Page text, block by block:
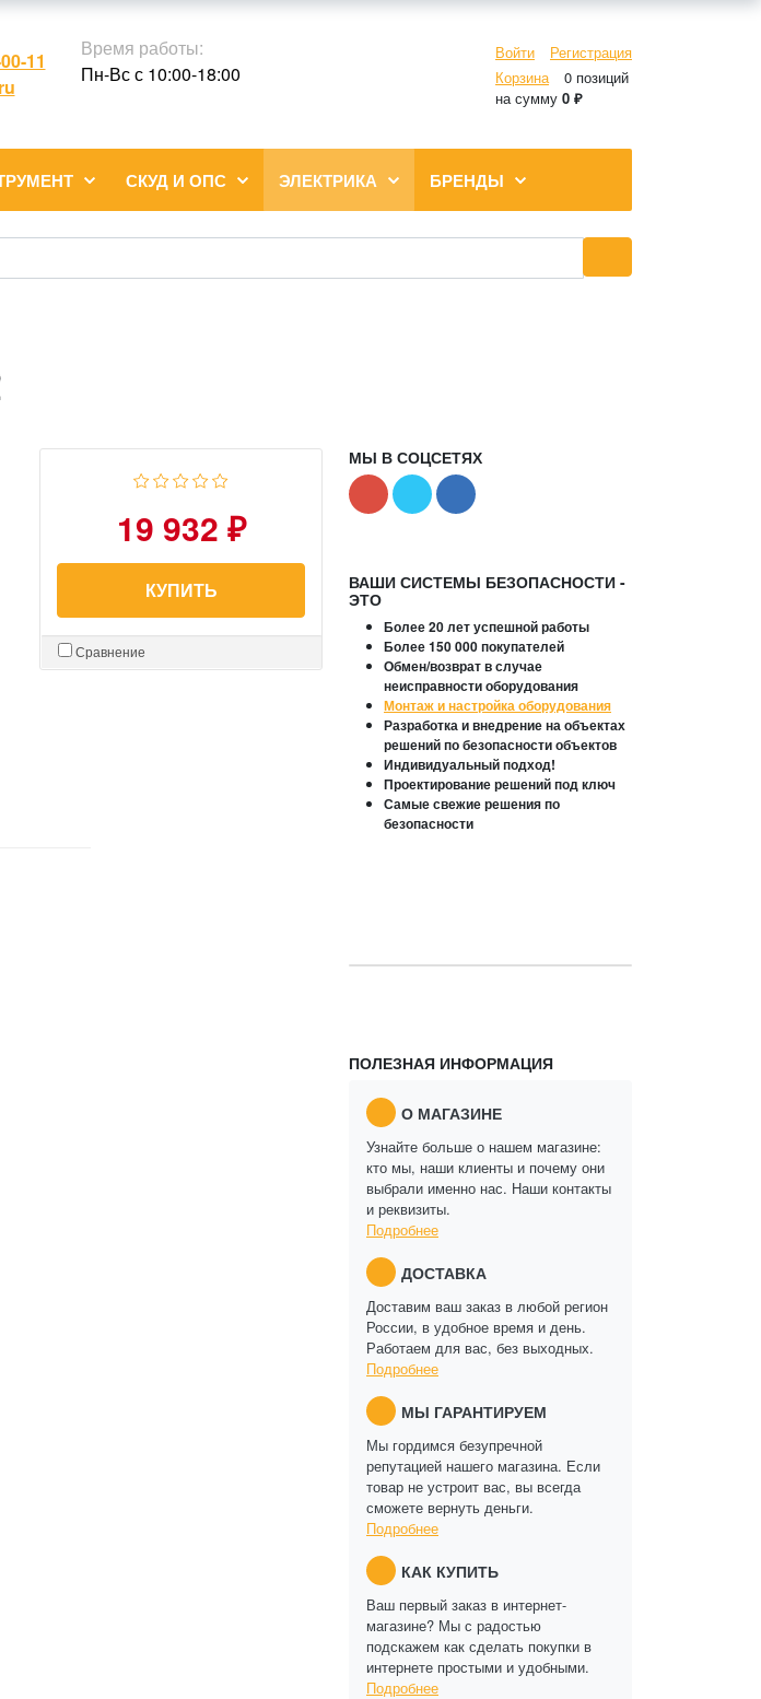
Войти
Регистрация
Корзина
0 позиций
на сумму 0 ₽
11
Время работы:
Пн-Вс с 10:00-18:00
СКУД И ОПС ЭЛЕКТРИКА БРЕНДЫ
19 932 ₽
КУПИТЬ
Сравнение
МЫ В СОЦСЕТЯХ
ВАШИ СИСТЕМЫ БЕЗОПАСНОСТИ -
ЭТО
Более 20 лет успешной работы
Более 150 000 покупателей
Обмен/возврат в случае
неисправности оборудования
Монтаж и настройка оборудования
Разработка и внедрение на объектах
решений по безопасности объектов
Индивидуальный подход!
Проектирование решений под ключ
Самые свежие решения по
безопасности
ПОЛЕЗНАЯ ИНФОРМАЦИЯ
О МАГАЗИНЕ
Узнайте больше о нашем магазине:
кто мы, наши клиенты и почему они
выбрали именно нас. Наши контакты
и реквизиты.
Подробнее
ДОСТАВКА
Доставим ваш заказ в любой регион
России, в удобное время и день.
Работаем для вас, без выходных.
Подробнее
МЫ ГАРАНТИРУЕМ
Мы гордимся безупречной
репутацией нашего магазина. Если
товар не устроит вас, вы всегда
сможете вернуть деньги.
Подробнее
КАК КУПИТЬ
Ваш первый заказ в интернет-
магазине? Мы с радостью
подскажем как сделать покупки в
интернете простыми и удобными.
Подробнее